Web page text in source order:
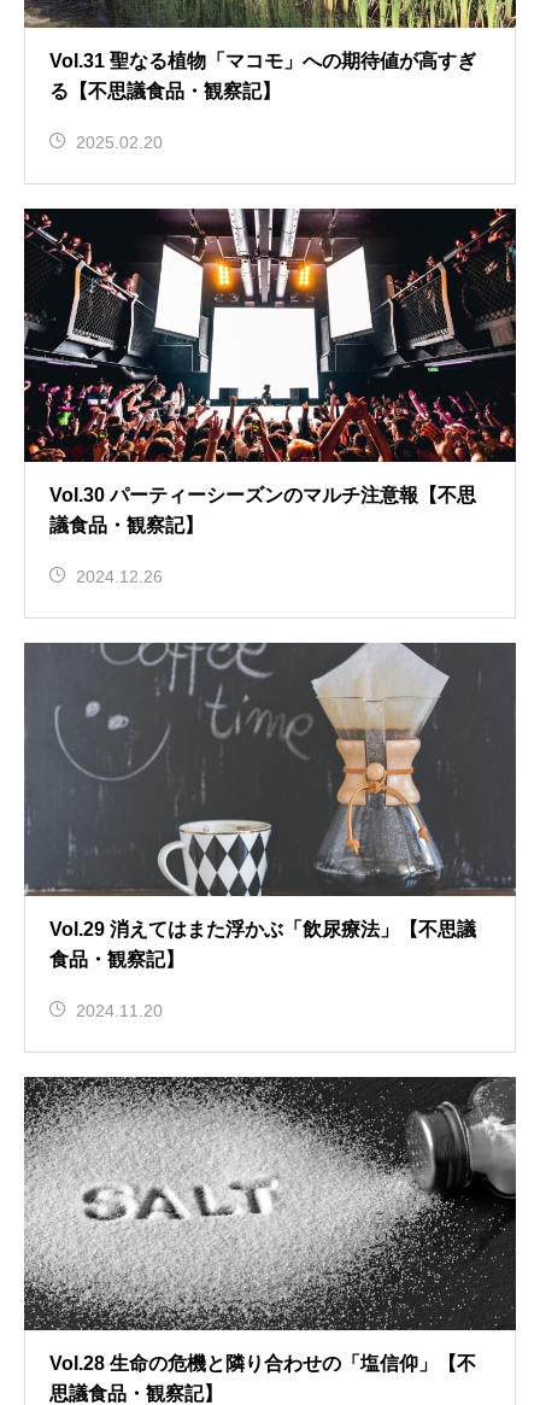
Vol.31 聖なる植物「マコモ」への期待値が高すぎ
る【不思議食品・観察記】
2025.02.20
Vol.30 パーティーシーズンのマルチ注意報【不思
議食品・観察記】
2024.12.26
Vol.29 消えてはまた浮かぶ「飲尿療法」【不思議
食品・観察記】
2024.11.20
Vol.28 生命の危機と隣り合わせの「塩信仰」【不
思議食品・観察記】